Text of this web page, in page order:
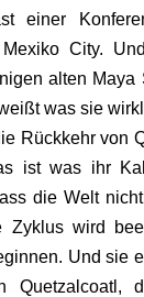
einer
City.
alten Maya
was sie
Rückkehr von
ist was ihr
die Welt
Zyklus wird
Und sie
Quetzalcoatl,